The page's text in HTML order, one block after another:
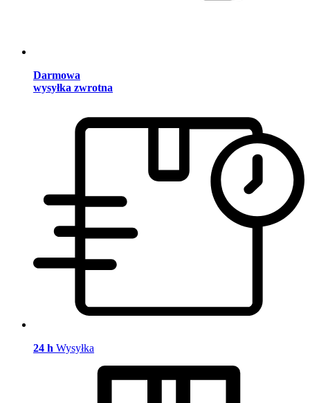
Darmowa
wysyłka zwrotna
24 h Wysyłka